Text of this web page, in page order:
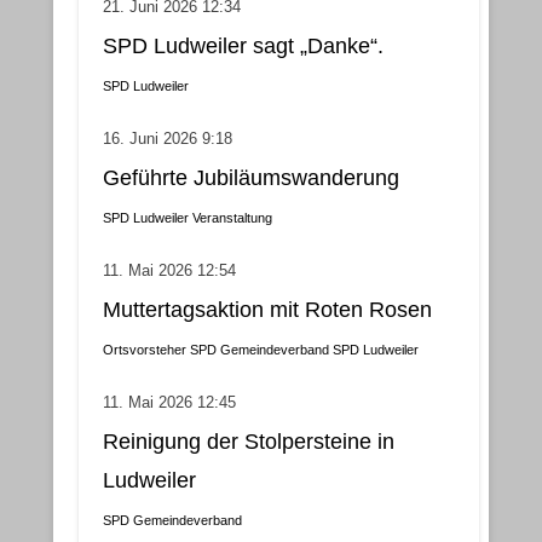
21. Juni 2026 12:34
SPD Ludweiler sagt „Danke“.
SPD Ludweiler
16. Juni 2026 9:18
Geführte Jubiläumswanderung
SPD Ludweiler Veranstaltung
11. Mai 2026 12:54
Muttertagsaktion mit Roten Rosen
Ortsvorsteher SPD Gemeindeverband SPD Ludweiler
11. Mai 2026 12:45
Reinigung der Stolpersteine in
Ludweiler
SPD Gemeindeverband